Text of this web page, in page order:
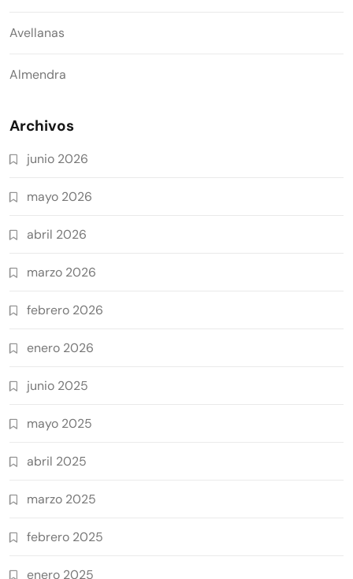
Avellanas
Almendra
Archivos
junio 2026
mayo 2026
abril 2026
marzo 2026
febrero 2026
enero 2026
junio 2025
mayo 2025
abril 2025
marzo 2025
febrero 2025
enero 2025